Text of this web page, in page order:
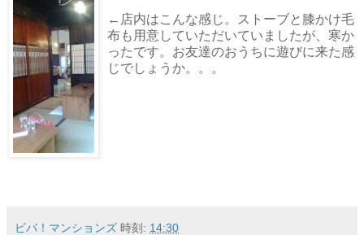
←店内はこんな感じ。ストーブと膝かけ毛
布も用意していただいていましたが、寒か
ったです。お友達のおうちに遊びに来た感
じでしょうか。。。
ビバ！マンションズ 時刻: 14:30